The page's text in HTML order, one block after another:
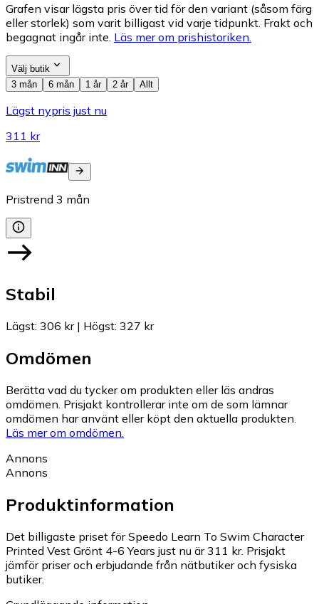
Grafen visar lägsta pris över tid för den variant (såsom färg
eller storlek) som varit billigast vid varje tidpunkt. Frakt och
begagnat ingår inte. Läs mer om prishistoriken.
Välj butik
3 mån
6 mån 1 år 2 år Allt
Lägst nypris just nu
311 kr
Pristrend 3 mån
Stabil
Lägst: 306 kr| Högst: 327 kr
Omdömen
Berätta vad du tycker om produkten eller läs andras
omdömen. Prisjakt kontrollerar inte om de som lämnar
omdömen har använt eller köpt den aktuella produkten.
Läs mer om omdömen.
Annons
Annons
Produktinformation
Det billigaste priset för Speedo Learn To Swim Character
Printed Vest Grönt 4-6 Years just nu är 311 kr. Prisjakt
jämför priser och erbjudande från nätbutiker och fysiska
butiker.